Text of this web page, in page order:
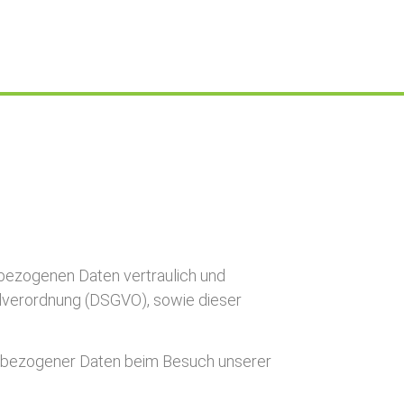
Daten vertraulich und
(DSGVO), sowie dieser
Daten beim Besuch unserer